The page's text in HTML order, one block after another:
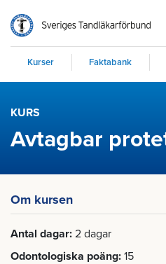
Kurser Faktabank
KURS
Avtagbar
Om kursen
Antal dagar 2 dagar
Odontologiska poäng 15